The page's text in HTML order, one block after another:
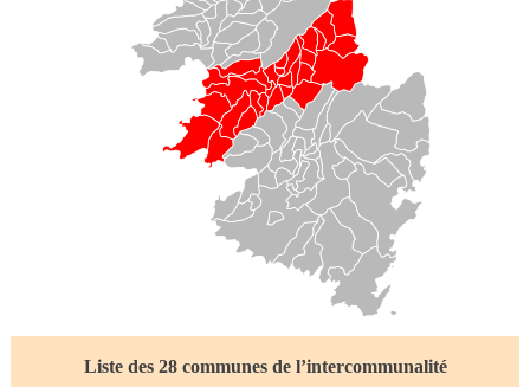
Liste des 28 communes de l’intercommunalité